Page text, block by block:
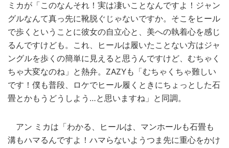
ミカが「このなんそれ！実は凄いことなんですよ！ジャン
グルなんて真っ先に靴脱ぐじゃないですか。そこをヒール
で歩くということに彼女の自立心と、美への執着心を感じ
るんですけども。これ、ヒールは履いたことない方はジャ
ングルを歩くの簡単に見えると思うんですけど、むちゃく
ちゃ大変なのね」と熱弁。ZAZYも「むちゃくちゃ難しい
です！僕も普段、ロケでヒール履くときにちょっとした石
畳とかもうどうしよう…と思いますね」と同調。
アン ミカは「わかる、ヒールは、マンホールも石畳も
溝もハマるんですよ！ハマらないようつま先に重心をかけ